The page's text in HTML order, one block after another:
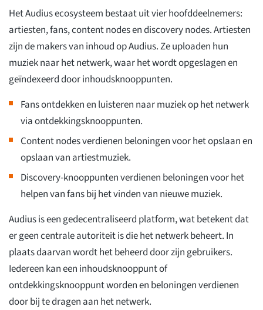
Het Audius ecosysteem bestaat uit vier hoofddeelnemers:
artiesten, fans, content nodes en discovery nodes. Artiesten
zijn de makers van inhoud op Audius. Ze uploaden hun
muziek naar het netwerk, waar het wordt opgeslagen en
geïndexeerd door inhoudsknooppunten.
Fans ontdekken en luisteren naar muziek op het netwerk
via ontdekkingsknooppunten.
Content nodes verdienen beloningen voor het opslaan en
opslaan van artiestmuziek.
Discovery-knooppunten verdienen beloningen voor het
helpen van fans bij het vinden van nieuwe muziek.
Audius is een gedecentraliseerd platform, wat betekent dat
er geen centrale autoriteit is die het netwerk beheert. In
plaats daarvan wordt het beheerd door zijn gebruikers.
Iedereen kan een inhoudsknooppunt of
ontdekkingsknooppunt worden en beloningen verdienen
door bij te dragen aan het netwerk.